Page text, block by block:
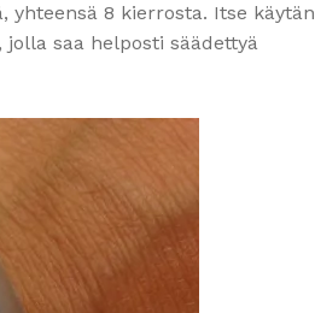
yhteensä 8 kierrosta. Itse käytän
saa helposti säädettyä